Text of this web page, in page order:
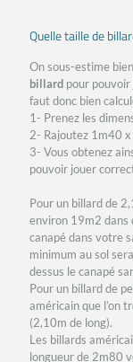
Quelle taille de
On sous-estime
billard pour pouvoir
faut donc bien
1- Prenez les
2- Rajoutez 1m40
3- Vous obtenez
pouvoir jouer
Pour un billard de
environ 19m2 dans
canapé dans votre
minimum au sol
dessus le canapé
Pour un billard de
américain que l’on
(2,10m de long).
Les billards
longueur de 2m80